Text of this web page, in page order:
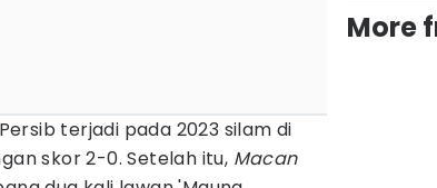
terjadi pada 2023 silam di
skor 2-0. Setelah itu, Macan
More